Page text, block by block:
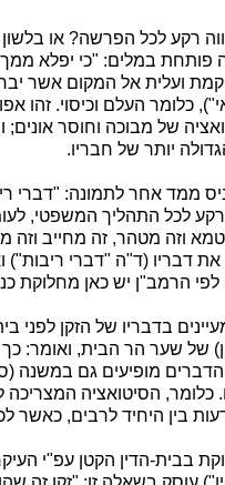
רקע לכל הפרשה? או
פותחת במלים: "כי יפלא
- וקמת ועלית אל המקום אשר
כלומר העלם וכיסוי. זהו
של מבוכה וחוסר
יותר של חבריו.
ממד אחר לתמונה: "דברי
רקע לכל התהליך המשפטי,
וזה מטהר, זה מחייב וזה
(ד"ה "דברי ריבות")
הרמב"ן יש כאן מחלוקת
בדבריו של הזקן לפני
של שער הר הבית, ואומר:
מופיעים גם במשנה
כלומר, הסיטואציה
בין היחיד לרבים, כאשר
בבית-הדין הקטן עפ"י